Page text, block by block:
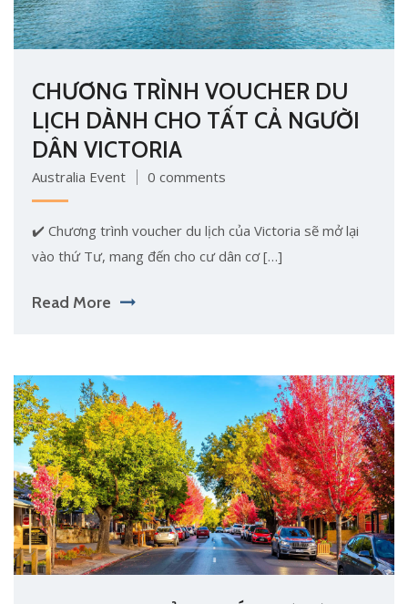
CHƯƠNG TRÌNH VOUCHER DU
LỊCH DÀNH CHO TẤT CẢ NGƯỜI
DÂN VICTORIA
Australia Event 0 comments
✔️ Chương trình voucher du lịch của Victoria sẽ mở lại
vào thứ Tư, mang đến cho cư dân cơ […]
Read More